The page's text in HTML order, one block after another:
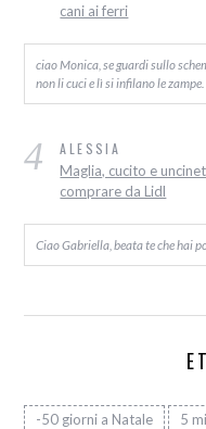
cani ai ferri
ciao Monica, se guardi sullo
non li cuci e lì si infilano le zampe.
4 ALESSIA
Maglia, cucito e
comprare da Lidl
Ciao Gabriella, beata te che hai
-50 giorni a Natale 5